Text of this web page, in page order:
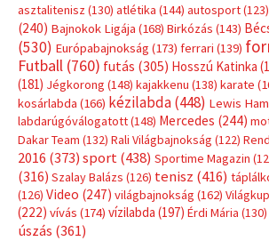
asztalitenisz (130) atlétika (144) autosport(123)
(240) Bajnokok Ligája (168) Birkózás (143)
(530) Európabajnokság (173) ferrari (139)
Futball (760) futás (305) Hosszú Katinka
(181) Jégkorong (148) kajakkenu (138) karate
kosárlabda (166) kézilabda(448) Lewis
labdarúgóválogatott(148) Mercedes (244)
Dakar Team (132) Rali Világbajnokság (122)
2016 (373) sport(438) Sportime Magazin
(316) Szalay Balázs (126) tenisz (416)
(126) Video (247) világbajnokság (162)
(222) vívás (174) vízilabda (197) Érdi Mária (130)
úszás (361)